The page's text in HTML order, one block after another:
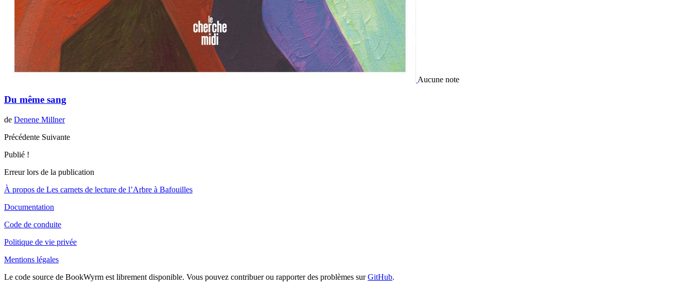
Aucune note
Du même sang
de Denene Millner
Précédente Suivante
Publié !
Erreur lors de la publication
À propos de Les carnets de lecture de l’Arbre à Bafouilles
Documentation
Code de conduite
Politique de vie privée
Mentions légales
Le code source de BookWyrm est librement disponible. Vous pouvez contribuer ou rapporter des problèmes surGitHub.